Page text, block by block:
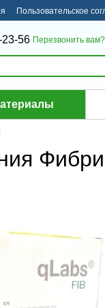
Пользовательское
23-56 Перезвонить вам?